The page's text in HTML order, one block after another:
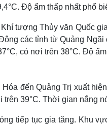
Độ ẩm thấp nhất phổ
tượng Thủy văn Quốc
các tỉnh từ Quảng
có nơi trên 38°C. Độ
đến Quảng Trị xuất
trên 39°C. Thời gian nắng
tiếp tục gia tăng. Khu